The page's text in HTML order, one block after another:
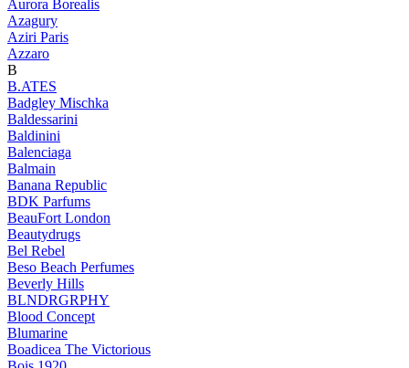
Aurora Borealis
Azagury
Aziri Paris
Azzaro
B
B.ATES
Badgley Mischka
Baldessarini
Baldinini
Balenciaga
Balmain
Banana Republic
BDK Parfums
BeauFort London
Beautydrugs
Bel Rebel
Beso Beach Perfumes
Beverly Hills
BLNDRGRPHY
Blood Concept
Blumarine
Boadicea The Victorious